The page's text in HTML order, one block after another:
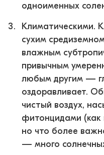
одноименных
Климатическими.
сухим
влажным
привычным
любым другим —
оздоравливает.
чистый воздух,
фитонцидами
но что более
— много